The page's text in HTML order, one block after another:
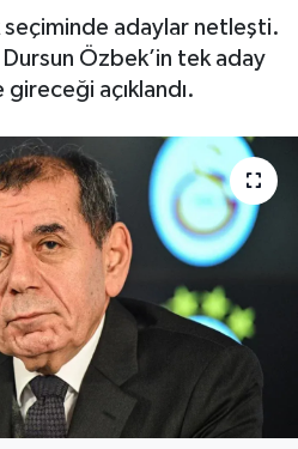
seçiminde adaylar netleşti.
Dursun Özbek’in tek aday
açıklandı.